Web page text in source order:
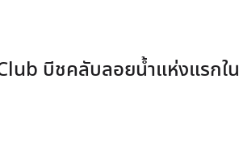
บีชคลับลอยน้ำแห่งแรกใน